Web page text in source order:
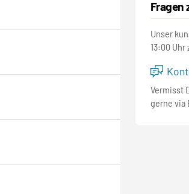
Fragen
Unser
13:00 Uhr
Vermisst
gerne via